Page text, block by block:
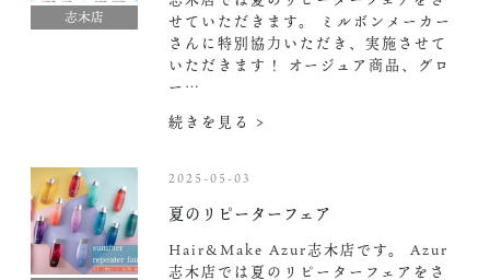
志木店
せていただきます。 ミルボンメーカー
さんに特別協力いただき、実施させて
いただきます！ オージュア商品、グロ
ー…
続きを見る >
2025-05-03
夏のリピーターフェア
Hair&Make Azur志木店です。 Azur
志木店では夏のリピーターフェアをさ